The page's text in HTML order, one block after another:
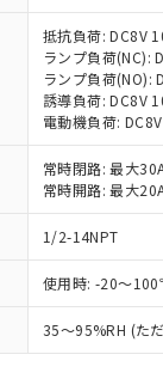
抵抗負荷: DC8V
ランプ負荷(NC):
ランプ負荷(NO):
誘導負荷: DC8V
電動機負荷:
常時閉路: 最大
常時開路: 最大
1/2-14NPT
使用時: -20～
35～95%RH (た
条件
をお読みいただき
さい。
み：EU RoHS指令
応した製品が提供可
EU RoHS指令（
た製品に切り替える
：EU RoHS指令
対応の商品で、対
せん。
中：EU RoHS指令